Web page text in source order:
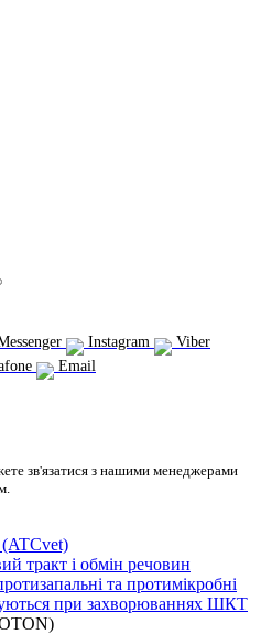
Instagram
Viber
Email
зв'язатися з нашими менеджерами
(ATCvet)
тракт і обмін речовин
та протимікробні
при захворюваннях ШКТ